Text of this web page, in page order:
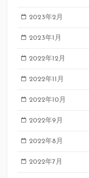
2023年2月
2023年1月
2022年12月
2022年11月
2022年10月
2022年9月
2022年8月
2022年7月